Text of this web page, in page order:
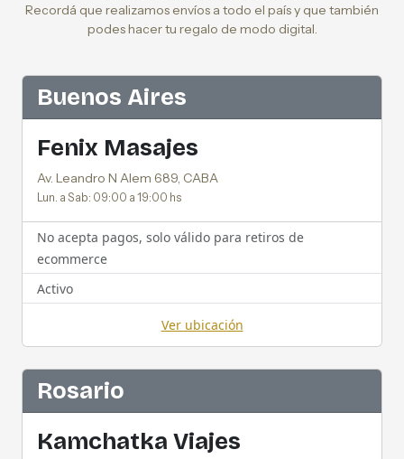
Recordá que realizamos envíos a todo el país y que también
podes hacer tu regalo de modo digital.
Buenos Aires
Fenix Masajes
Av. Leandro N Alem 689, CABA
Lun. a Sab: 09:00 a 19:00 hs
No acepta pagos, solo válido para retiros de
ecommerce
Activo
Ver ubicación
Rosario
Kamchatka Viajes